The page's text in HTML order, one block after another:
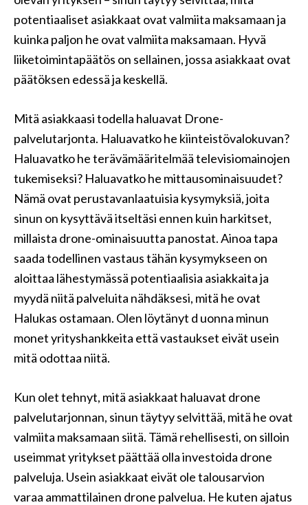
potentiaaliset asiakkaat ovat valmiita maksamaan ja
kuinka paljon he ovat valmiita maksamaan. Hyvä
liiketoimintapäätös on sellainen, jossa asiakkaat ovat
päätöksen edessä ja keskellä.
Mitä asiakkaasi todella haluavat Drone-
palvelutarjonta. Haluavatko he kiinteistövalokuvan?
Haluavatko he terävämääritelmää televisiomainojen
tukemiseksi? Haluavatko he mittausominaisuudet?
Nämä ovat perustavanlaatuisia kysymyksiä, joita
sinun on kysyttävä itseltäsi ennen kuin harkitset,
millaista drone-ominaisuutta panostat. Ainoa tapa
saada todellinen vastaus tähän kysymykseen on
aloittaa lähestymässä potentiaalisia asiakkaita ja
myydä niitä palveluita nähdäksesi, mitä he ovat
Halukas ostamaan. Olen löytänyt d uonna minun
monet yrityshankkeita että vastaukset eivät usein
mitä odottaa niitä.
Kun olet tehnyt, mitä asiakkaat haluavat drone
palvelutarjonnan, sinun täytyy selvittää, mitä he ovat
valmiita maksamaan siitä. Tämä rehellisesti, on silloin
useimmat yritykset päättää olla investoida drone
palveluja. Usein asiakkaat eivät ole talousarvion
varaa ammattilainen drone palvelua. He kuten ajatus